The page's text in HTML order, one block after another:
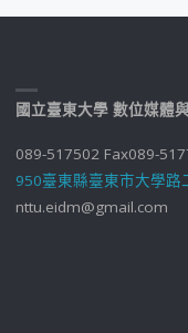
國立臺東大學 數位媒體
089-517502 Fax089-
950臺東縣臺東市大學路
nttu.eidm@gmail.com